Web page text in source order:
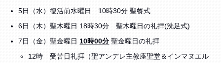
5日（水）復活前水曜日 10時30分 聖餐式
6日（木）聖木曜日 18時30分 聖木曜日の礼拝(洗足式)
7日（金）聖金曜日 10時00分 聖金曜日の礼拝
12時 受苦日礼拝（聖アンデレ主教座聖堂＆インマヌエル